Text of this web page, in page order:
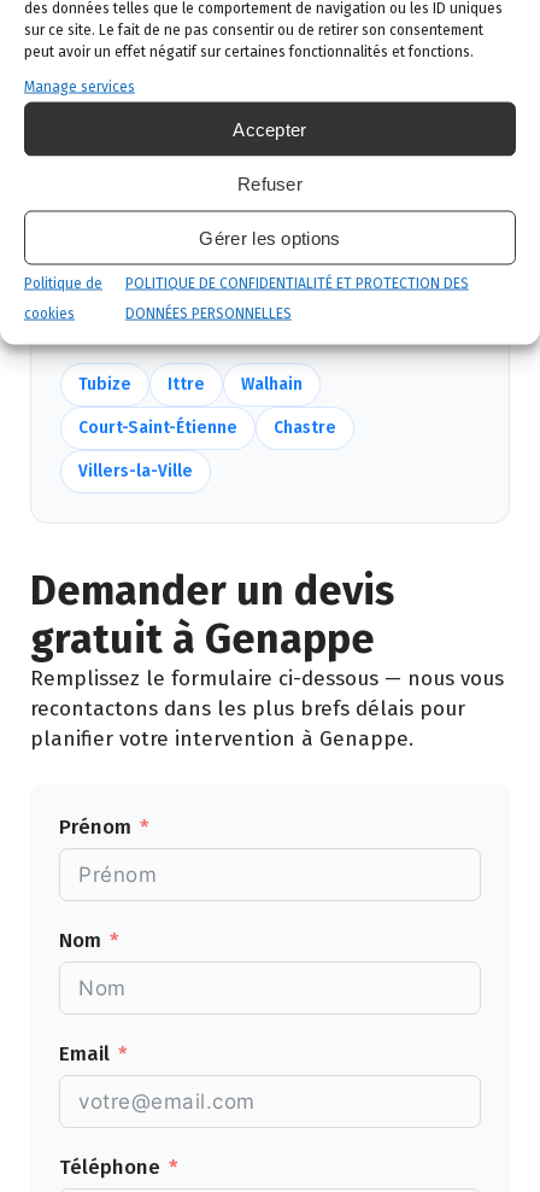
des données telles que le comportement de navigation ou les ID uniques
sur ce site. Le fait de ne pas consentir ou de retirer son consentement
peut avoir un effet négatif sur certaines fonctionnalités et fonctions.
Manage services
Accepter
Refuser
Gérer les options
Politique de
cookies
POLITIQUE DE CONFIDENTIALITÉ ET PROTECTION DES
DONNÉES PERSONNELLES
Intervention ciblée: traitement adapté,
garantie.
: visite de contrôle et garantie
Nous intervenons aussi près de Genappe
Mêmes équipes, mêmes délais — voir
Tubize Ittre Walhain
Court-Saint-Étienne Chastre
Villers-la-Ville
Demander un devis
gratuit à Genappe
Remplissez le formulaire ci-dessous — nous vous
recontactons dans les plus brefs délais pour
planifier votre intervention à Genappe.
Prénom
Nom
Email
Téléphone